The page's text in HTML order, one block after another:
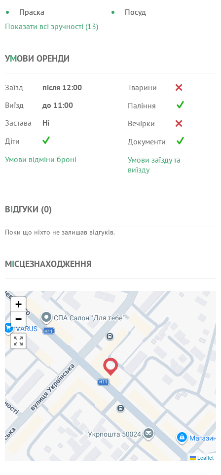
Праска
Посуд
Показати всі зручності (13)
УМОВИ ОРЕНДИ
Заїзд
після 12:00
Виїзд
до 11:00
Застава
Ні
Діти
Умови відміни броні
Тварини
Паління
Вечірки
Документи
Умови заїзду та
виїзду
ВІДГУКИ (0)
Поки що ніхто не залишав відгуків.
МІСЦЕЗНАХОДЖЕННЯ
+
−
Leaflet